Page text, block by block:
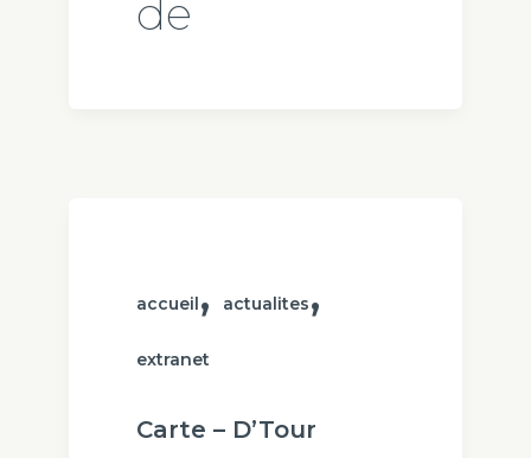
de
accueil , actualites,
extranet
Carte – D’Tour